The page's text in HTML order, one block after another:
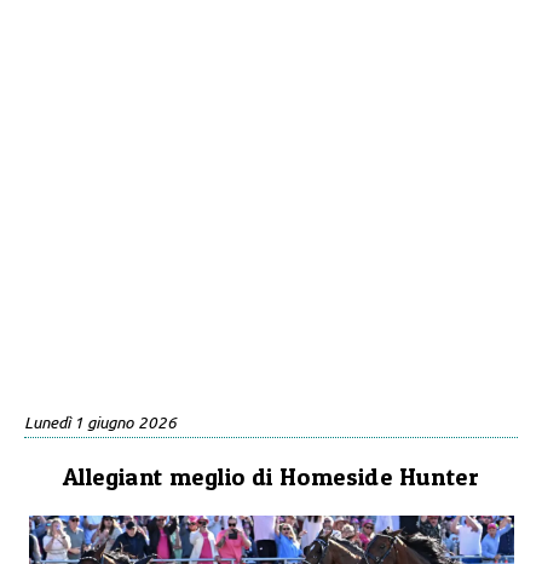
Lunedì 1 giugno 2026
Allegiant meglio di Homeside Hunter